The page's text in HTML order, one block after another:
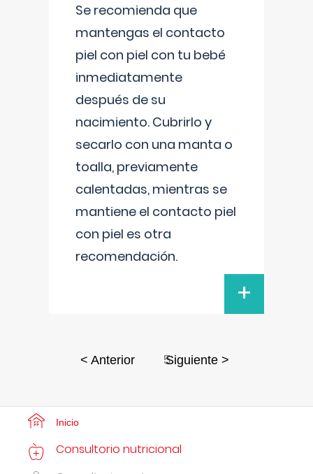
Se recomienda que
mantengas el contacto
piel con piel con tu bebé
inmediatamente
después de su
nacimiento. Cubrirlo y
secarlo con una manta o
toalla, previamente
calentadas, mientras se
mantiene el contacto piel
con piel es otra
recomendación.
+
< Anterior 5
Siguiente >
Inicio
Consultorio nutricional